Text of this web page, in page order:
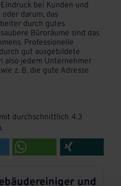
bei Kunden und
darum, das
durch gutes
Büroräume sind das
Professionelle
gut ausgebildete
also jedem Unternehmer
z. B. die gute Adresse
durchschnittlich 4.3
und